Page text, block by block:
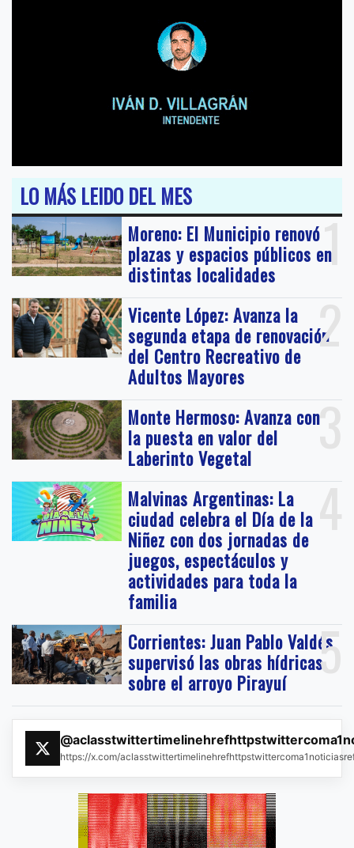
LO MÁS LEIDO DEL MES
1
Moreno: El Municipio renovó
plazas y espacios públicos en
distintas localidades
2
Vicente López: Avanza la
segunda etapa de renovación
del Centro Recreativo de
Adultos Mayores
3
Monte Hermoso: Avanza con
la puesta en valor del
Laberinto Vegetal
4
Malvinas Argentinas: La
ciudad celebra el Día de la
Niñez con dos jornadas de
juegos, espectáculos y
actividades para toda la
familia
5
Corrientes: Juan Pablo Valdés
supervisó las obras hídricas
sobre el arroyo Pirayuí
https://x.com/